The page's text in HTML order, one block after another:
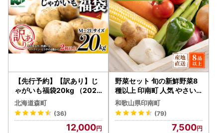
【先行予約】【訳あり】じ
ゃがいも福袋20kg （2026
年8月上旬～12月中旬まで
順次お届け） 北海道森町産
野菜 ジャガイモ mr1-0145
北海道森町
(36)
12,000
野菜セット 旬の新鮮野菜8
種以上 印南町 人気 やさい
和歌山県印南町
(79)
7,500